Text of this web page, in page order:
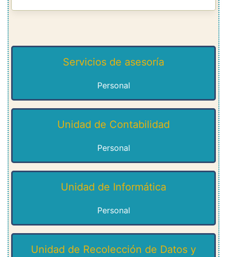
Servicios de asesoría
Personal
Unidad de Contabilidad
Personal
Unidad de Informática
Personal
Unidad de Recolección de Datos y